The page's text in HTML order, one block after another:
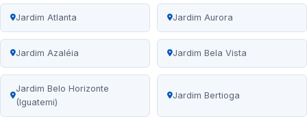
Jardim Atlanta Jardim Aurora
Jardim Azaléia Jardim Bela Vista
Jardim Belo Horizonte
(Iguatemi)
Jardim Bertioga